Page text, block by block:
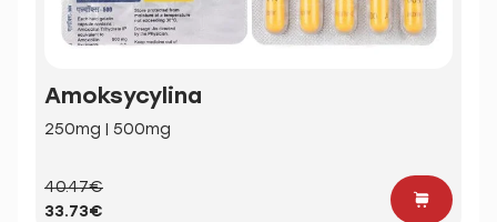
Amoksycylina
250mg | 500mg
40.47€
33.73€